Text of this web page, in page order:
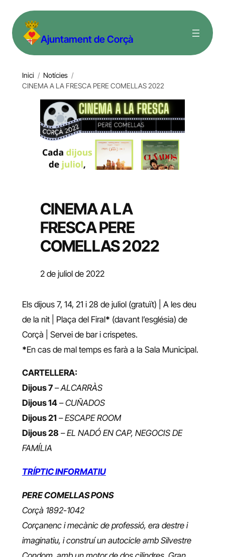
contingut Ajuntament de Corçà
Inici / Notícies /
CINEMA A LA FRESCA PERE COMELLAS 2022
CINEMA A LA
FRESCA PERE
COMELLAS 2022
2 de juliol de 2022
Els dijous 7, 14, 21 i 28 de juliol (gratuït) | A les deu
de la nit | Plaça del Firal* (davant l’església) de
Corçà | Servei de bar i crispetes.
*En cas de mal temps es farà a la Sala Municipal.
CARTELLERA:
Dijous 7–ALCARRÀS
Dijous 14–CUÑADOS
Dijous 21 –ESCAPE ROOM
Dijous 28 –EL NADÓ EN CAP, NEGOCIS DE
FAMÍLIA
TRÍPTIC INFORMATIU
PERE COMELLAS PONS
Corçà 1892-1042
Corçanenc i mecànic de professió, era destre i
imaginatiu, i construí un autocicle amb Silvestre